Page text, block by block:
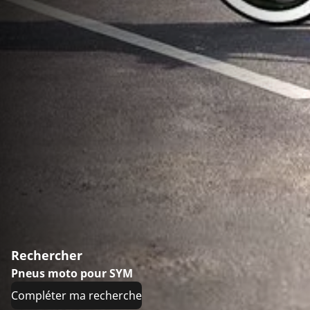
Rechercher
Pneus moto pour SYM
Compléter ma recherche